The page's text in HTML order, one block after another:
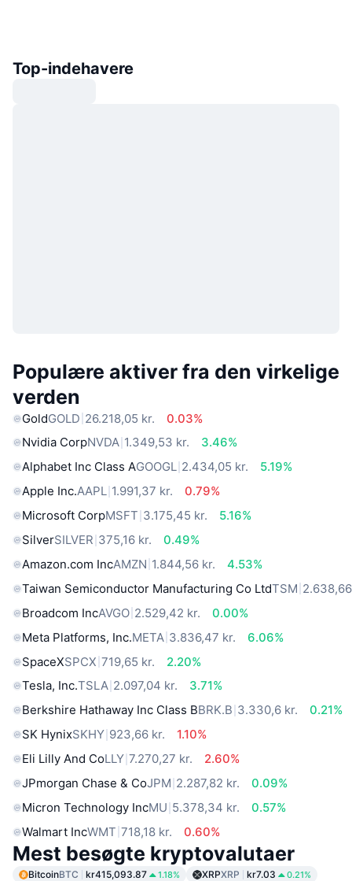
Top-indehavere
Populære aktiver fra den virkelige
verden
GoldGOLD 26.218,05 kr.
0.03%
Nvidia CorpNVDA 1.349,53 kr.
3.46%
Alphabet Inc Class AGOOGL 2.434,05 kr.
5.19%
Apple Inc.AAPL 1.991,37 kr.
0.79%
Microsoft CorpMSFT 3.175,45 kr.
5.16%
SilverSILVER 375,16 kr.
0.49%
Amazon.com IncAMZN 1.844,56 kr.
4.53%
Taiwan Semiconductor Manufacturing Co LtdTSM
Broadcom IncAVGO 2.529,42 kr.
0.00%
Meta Platforms, Inc.META 3.836,47 kr.
6.06%
SpaceXSPCX 719,65 kr.
2.20%
Tesla, Inc.TSLA 2.097,04 kr.
3.71%
Berkshire Hathaway Inc Class BBRK.B 3.330,6 kr.
0.21%
SK HynixSKHY 923,66 kr.
1.10%
Eli Lilly And CoLLY 7.270,27 kr.
2.60%
JPmorgan Chase & CoJPM 2.287,82 kr.
0.09%
Micron Technology IncMU 5.378,34 kr.
0.57%
Walmart IncWMT 718,18 kr. 0.60%
Mest besøgte kryptovalutaer
BitcoinBTC kr415,093.87 1.18% XRPXRP kr7.03 0.21%